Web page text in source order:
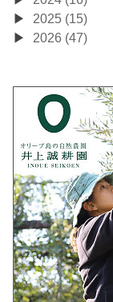
2025 (15)
2026 (47)